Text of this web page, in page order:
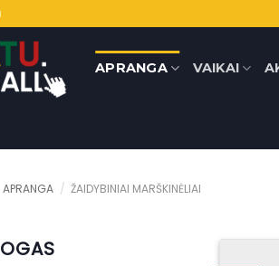
APRANGA VAIKAI
APRANGA / ŽAIDYBINIAI MARŠKINĖLIAI